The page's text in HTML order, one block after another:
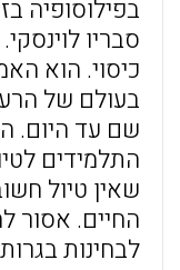
בפילוסופיה
סבריו
כיסוי. הוא
בעולם של
שם עד היום.
התלמידים
שאין טיול
החיים. אסור
לבחינות